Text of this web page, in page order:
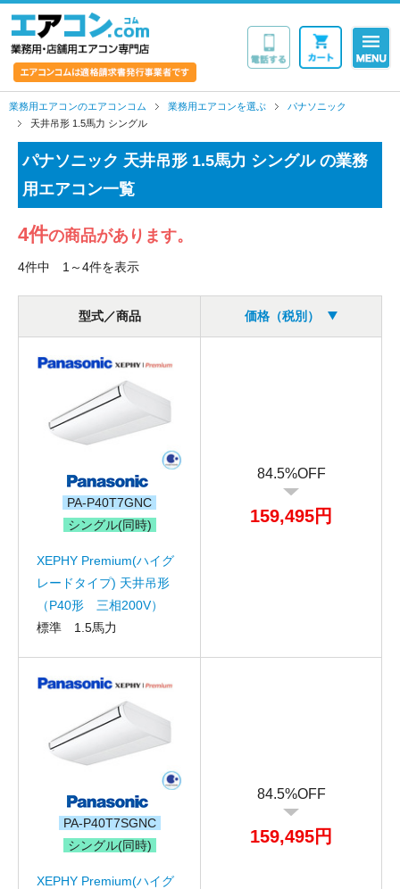
業務用エアコンのエアコンコム 業務用エアコンを選ぶ
パナソニック
天井吊形 1.5馬力 シングル
パナソニック 天井吊形 1.5馬力 シングル の業務
用エアコン一覧
4件の商品があります。
4件中 1～4件を表示
型式／商品 価格（税別）
PA-P40T7GNC
シングル(同時)
XEPHY Premium(ハイグ
レードタイプ) 天井吊形
（P40形 三相200V）
標準 1.5馬力
84.5%OFF
159,495円
PA-P40T7SGNC
シングル(同時)
XEPHY Premium(ハイグ
84.5%OFF
159,495円